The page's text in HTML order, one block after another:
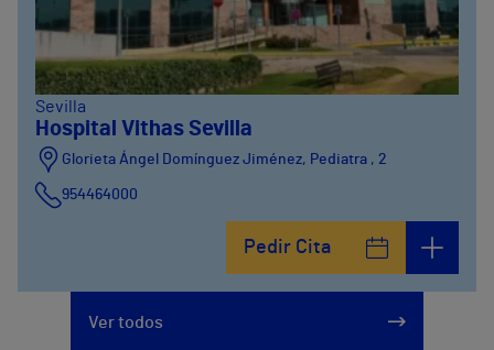
Sevilla
Hospital Vithas Sevilla
Glorieta Ángel Domínguez Jiménez, Pediatra , 2
954464000
Pedir Cita
Ver todos